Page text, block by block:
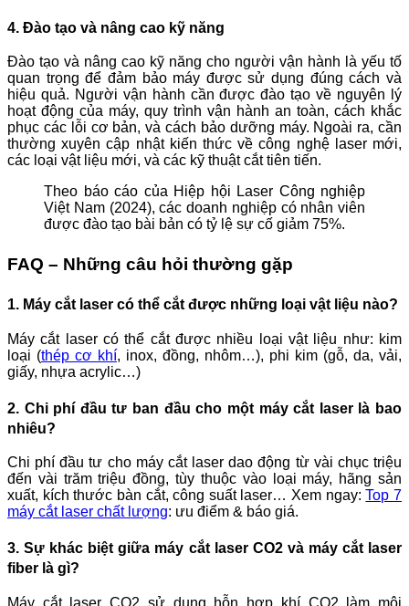
4. Đào tạo và nâng cao kỹ năng
Đào tạo và nâng cao kỹ năng cho người vận hành là yếu tố
quan trọng để đảm bảo máy được sử dụng đúng cách và
hiệu quả. Người vận hành cần được đào tạo về nguyên lý
hoạt động của máy, quy trình vận hành an toàn, cách khắc
phục các lỗi cơ bản, và cách bảo dưỡng máy. Ngoài ra, cần
thường xuyên cập nhật kiến thức về công nghệ laser mới,
các loại vật liệu mới, và các kỹ thuật cắt tiên tiến.
Theo báo cáo của Hiệp hội Laser Công nghiệp
Việt Nam (2024), các doanh nghiệp có nhân viên
được đào tạo bài bản có tỷ lệ sự cố giảm 75%.
FAQ – Những câu hỏi thường gặp
1. Máy cắt laser có thể cắt được những loại vật liệu nào?
Máy cắt laser có thể cắt được nhiều loại vật liệu như: kim
loại (thép cơ khí, inox, đồng, nhôm…), phi kim (gỗ, da, vải,
giấy, nhựa acrylic…)
2. Chi phí đầu tư ban đầu cho một máy cắt laser là bao
nhiêu?
Chi phí đầu tư cho máy cắt laser dao động từ vài chục triệu
đến vài trăm triệu đồng, tùy thuộc vào loại máy, hãng sản
xuất, kích thước bàn cắt, công suất laser… Xem ngay:Top 7
máy cắt laser chất lượng: ưu điểm & báo giá.
3. Sự khác biệt giữa máy cắt laser CO2 và máy cắt laser
fiber là gì?
Máy cắt laser CO2 sử dụng hỗn hợp khí CO2 làm môi